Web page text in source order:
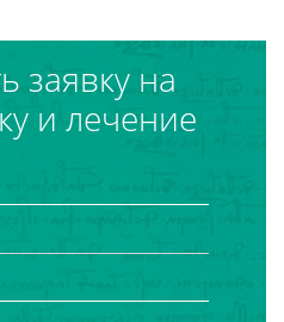
заявку на
и лечение